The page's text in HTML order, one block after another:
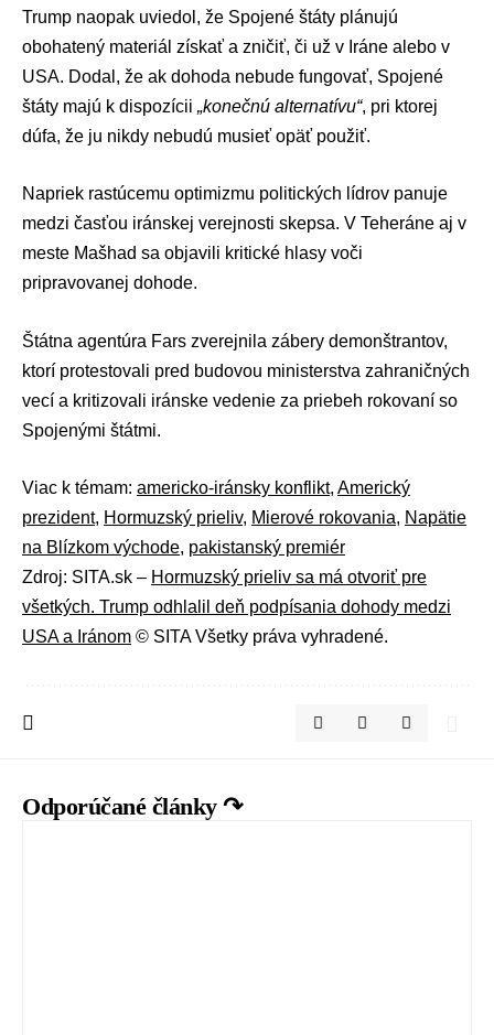
Trump naopak uviedol, že Spojené štáty plánujú
obohatený materiál získať a zničiť, či už v Iráne alebo v
USA. Dodal, že ak dohoda nebude fungovať, Spojené
štáty majú k dispozícii „konečnú alternatívu“, pri ktorej
dúfa, že ju nikdy nebudú musieť opäť použiť.
Napriek rastúcemu optimizmu politických lídrov panuje
medzi časťou iránskej verejnosti skepsa. V Teheráne aj v
meste Mašhad sa objavili kritické hlasy voči
pripravovanej dohode.
Štátna agentúra Fars zverejnila zábery demonštrantov,
ktorí protestovali pred budovou ministerstva zahraničných
vecí a kritizovali iránske vedenie za priebeh rokovaní so
Spojenými štátmi.
Viac k témam: americko-iránsky konflikt, Americký
prezident, Hormuzský prieliv, Mierové rokovania, Napätie
na Blízkom východe, pakistanský premiér
Zdroj: SITA.sk – Hormuzský prieliv sa má otvoriť pre
všetkých. Trump odhlalil deň podpísania dohody medzi
USA a Iránom © SITA Všetky práva vyhradené.
Odporúčané články ↷